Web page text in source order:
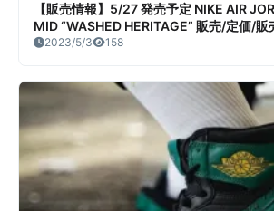
【販売情報】5/27 発売予定 NIKE AIR
MID “WASHED HERITAGE” 販売/定価/販
2023/5/3 158